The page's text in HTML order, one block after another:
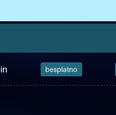
besplatno